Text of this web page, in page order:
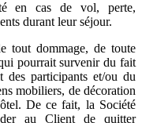
en cas de vol, perte,
durant leur séjour.
tout dommage, de toute
pourrait survenir du fait
des participants et/ou du
mobiliers, de décoration
De ce fait, la Société
au Client de quitter